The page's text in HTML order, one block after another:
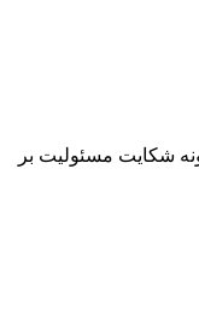
شکایت مسئولیت بر